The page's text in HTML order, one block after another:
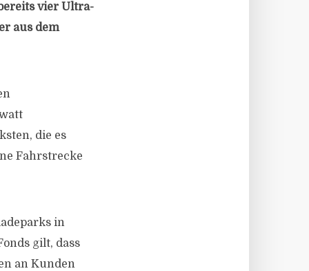
vier Ultra-
aus dem
die es
Fahrstrecke
in
gilt, dass
an Kunden